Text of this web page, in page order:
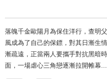
落魄千金歐陽月為保住洋行，查明
風成為了自己的保鏢，對其日漸生
漸疏遠，正當兩人要攜手對抗黑暗
面，一場虐心三角戀逐漸拉開帷幕...